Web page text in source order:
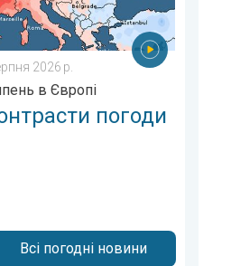
2026 р.
в Європі
погоди
Всі погодні новини